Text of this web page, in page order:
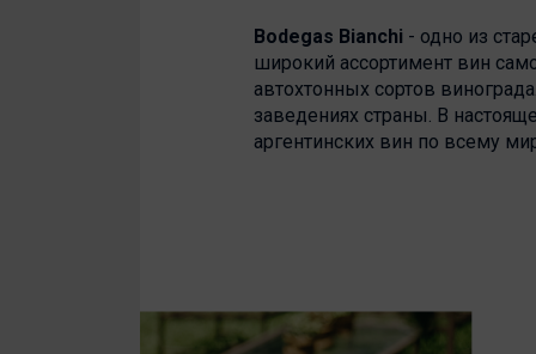
Bodegas Bianchi - одно из
широкий ассортимент вин
автохтонных сортов
заведениях страны. В
аргентинских вин по всему